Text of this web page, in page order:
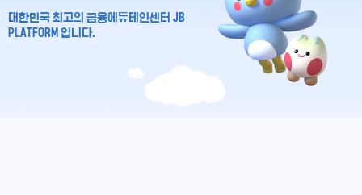
대한민국 최고의 금융에듀테인센터 JB
PLATFORM 입니다.